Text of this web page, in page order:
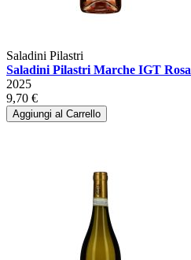
Saladini Pilastri
Saladini Pilastri Marche IGT
2025
9,70 €
Aggiungi al Carrello